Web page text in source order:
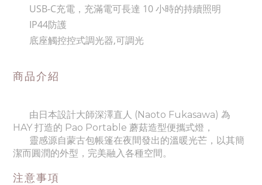
USB-C充電 ，充滿電可長達 10 小時的持續照明
IP44防護
底座觸控控式調光器,可調光
商品介紹
由日本設計大師深澤直人 (Naoto Fukasawa) 為
HAY 打造的 Pao Portable 蘑菇造型便攜式燈，
靈感源自蒙古包帳篷在夜間發出的溫暖光芒，以其簡
潔而圓潤的外型，完美融入各種空間。
注意事項